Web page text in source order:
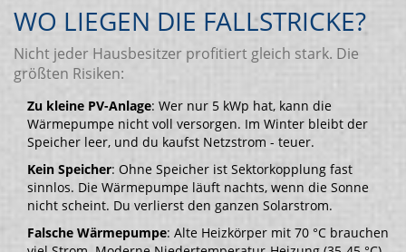
WO LIEGEN DIE FALLSTRICKE?
Nicht jeder Hausbesitzer profitiert gleich stark. Die
größten Risiken:
Zu kleine PV-Anlage: Wer nur 5 kWp hat, kann die
Wärmepumpe nicht voll versorgen. Im Winter bleibt der
Speicher leer, und du kaufst Netzstrom - teuer.
Kein Speicher: Ohne Speicher ist Sektorkopplung fast
sinnlos. Die Wärmepumpe läuft nachts, wenn die Sonne
nicht scheint. Du verlierst den ganzen Solarstrom.
Falsche Wärmepumpe: Alte Heizkörper mit 70 °C brauchen